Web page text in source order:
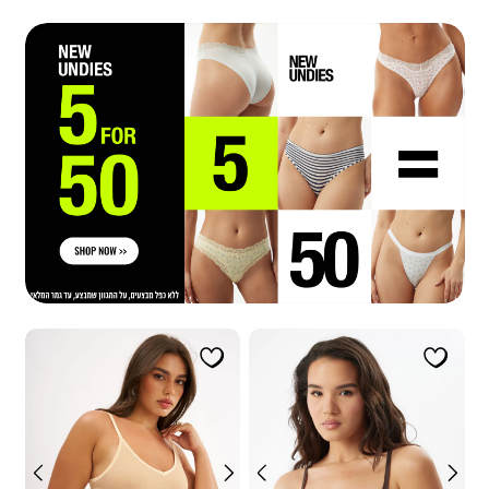
|
פרסומי:
תחתונים
ב50
14.7.26
כפתור
|
פרסומי:
תחתונים
5
ב50
כפתור